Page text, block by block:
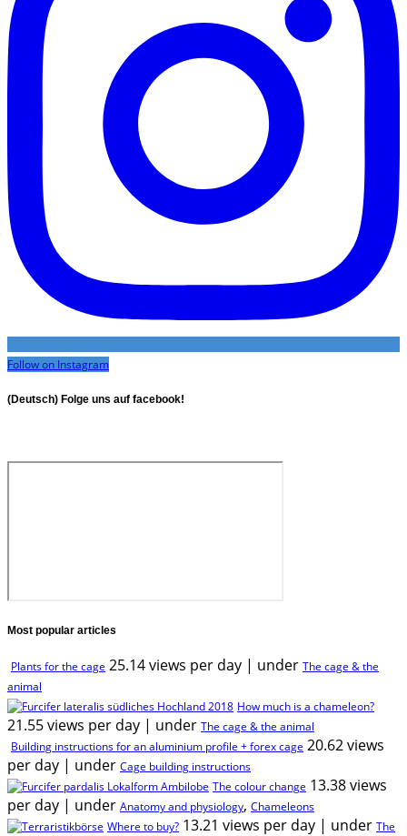
Follow on Instagram
(Deutsch) Folge uns auf facebook!
Most popular articles
Plants for the cage 25.14 views per day | under The cage & the
animal
How much is a chameleon?
21.55 views per day | under The cage & the animal
Building instructions for an aluminium profile + forex cage 20.62 views
per day | under Cage building instructions
The colour change 13.38 views
per day | under Anatomy and physiology, Chameleons
Where to buy? 13.21 views per day | under The